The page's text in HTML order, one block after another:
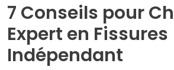
7 Conseils pour
Expert en Fissures
Indépendant